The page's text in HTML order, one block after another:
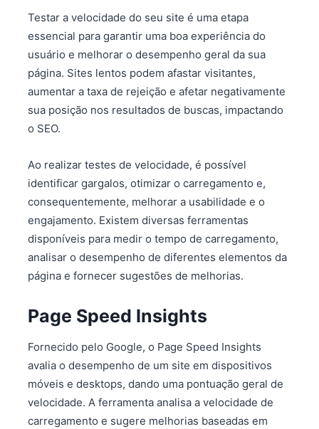
Testar a velocidade do seu site é uma etapa
essencial para garantir uma boa experiência do
usuário e melhorar o desempenho geral da sua
página. Sites lentos podem afastar visitantes,
aumentar a taxa de rejeição e afetar negativamente
sua posição nos resultados de buscas, impactando
o SEO.
Ao realizar testes de velocidade, é possível
identificar gargalos, otimizar o carregamento e,
consequentemente, melhorar a usabilidade e o
engajamento. Existem diversas ferramentas
disponíveis para medir o tempo de carregamento,
analisar o desempenho de diferentes elementos da
página e fornecer sugestões de melhorias.
Page Speed Insights
Fornecido pelo Google, o Page Speed Insights
avalia o desempenho de um site em dispositivos
móveis e desktops, dando uma pontuação geral de
velocidade. A ferramenta analisa a velocidade de
carregamento e sugere melhorias baseadas em